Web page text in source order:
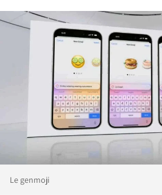
Le genmoji